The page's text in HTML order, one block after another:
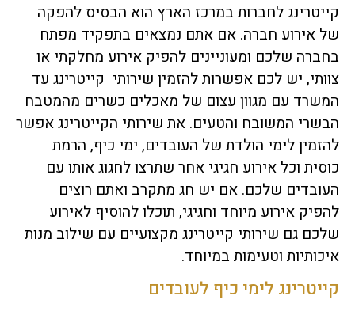
קייטרינג לחברות במרכז הארץ הוא הבסיס להפקה
של אירוע חברה. אם אתם נמצאים בתפקיד מפתח
בחברה שלכם ומעוניינים להפיק אירוע מחלקתי או
צוותי, יש לכם אפשרות להזמין שירותי קייטרינג עד
המשרד עם מגוון עצום של מאכלים כשרים מהמטבח
הבשרי המשובח והטעים. את שירותי הקייטרינג אפשר
להזמין לימי הולדת של העובדים, ימי כיף, הרמת
כוסית וכל אירוע חגיגי אחר שתרצו לחגוג אותו עם
העובדים שלכם. אם יש חג מתקרב ואתם רוצים
להפיק אירוע מיוחד וחגיגי, תוכלו להוסיף לאירוע
שלכם גם שירותי קייטרינג מקצועיים עם שילוב מנות
איכותיות וטעימות במיוחד.
קייטרינג לימי כיף לעובדים